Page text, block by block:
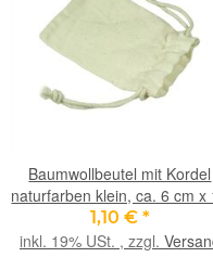
Baumwollbeutel mit Kordel
naturfarben klein, ca. 6 cm x
cm
1,10 € *
inkl. 19% USt. , zzgl.